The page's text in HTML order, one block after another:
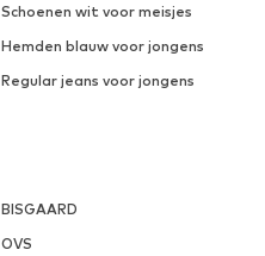
Schoenen wit voor meisjes
Hemden blauw voor jongens
Regular jeans voor jongens
BISGAARD
OVS